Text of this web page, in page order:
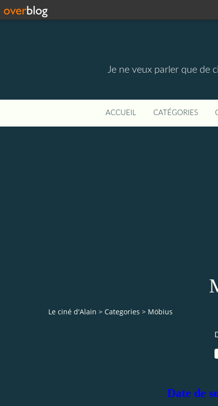
Je ne veux parler que de
ACCUEIL CATÉGORIES
Le ciné d'Alain > Categories > Möbius
Date de